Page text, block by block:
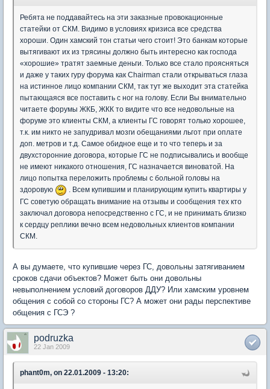
Ребята не поддавайтесь на эти заказные провокационные
статейки от СКМ. Видимо в условиях кризиса все средства
хороши. Один хамский тон статьи чего стоит! Это банкам которые
вытягивают их из трясины должно быть интересно как господа
«хорошие» тратят заемные деньги. Только все стало проясняться
и даже у таких гуру форума как Chairman стали открываться глаза
на истинное лицо компании СКМ, так тут же выходит эта статейка
пытающаяся все поставить с ног на голову. Если Вы внимательно
читаете форумы ЖКБ, ЖКК то видите что все недовольные на
форуме это клиенты СКМ, а клиенты ГС говорят только хорошее,
т.к. им никто не запудривал мозги обещаниями льгот при оплате
доп. метров и т.д. Самое обидное еще и то что теперь и за
двухсторонние договора, которые ГС не подписывались и вообще
не имеют никакого отношения, ГС назначается виноватой. На
лицо попытка переложить проблемы с больной головы на
здоровую
. Всем купившим и планирующим купить квартиры у
ГС советую обращать внимание на отзывы и сообщения тех кто
заключал договора непосредственно с ГС, и не принимать близко
к сердцу реплики вечно всем недовольных клиентов компании
СКМ.
А вы думаете, что купившие через ГС, довольны затягиванием
сроков сдачи объектов? Может быть они довольны
невыполнением условий договоров ДДУ? Или хамским уровнем
общения с собой со стороны ГС? А может они рады перспективе
общения с ГСЭ ?
podruzka
22 Jan 2009
phant0m, on 22.01.2009 - 13:20: